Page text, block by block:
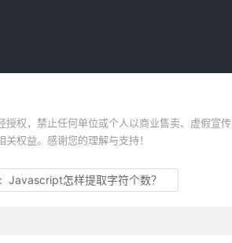
权，禁止任何单位或个人以商业售卖、虚假宣
权益。感谢您的理解与支持！
:Javascript怎样提取字符个数？